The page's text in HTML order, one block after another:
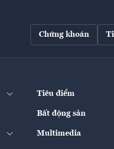
Chứng khoán
Tiêu điểm
Bất động sản
Multimedia